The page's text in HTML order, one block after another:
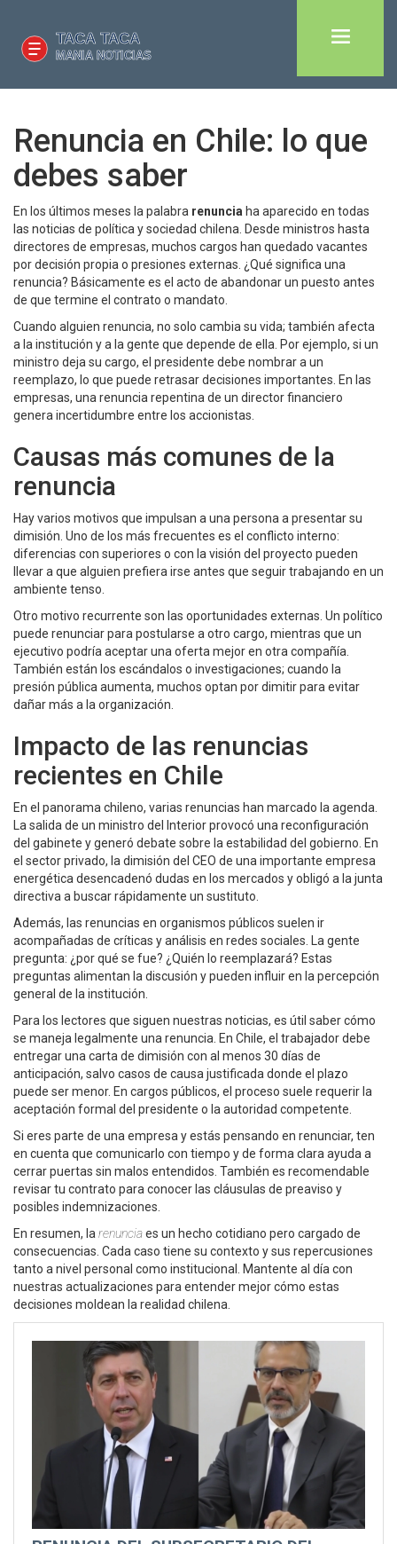
Renuncia en Chile: lo que
debes saber
En los últimos meses la palabra renuncia ha aparecido en todas
las noticias de política y sociedad chilena. Desde ministros hasta
directores de empresas, muchos cargos han quedado vacantes
por decisión propia o presiones externas. ¿Qué significa una
renuncia? Básicamente es el acto de abandonar un puesto antes
de que termine el contrato o mandato.
Cuando alguien renuncia, no solo cambia su vida; también afecta
a la institución y a la gente que depende de ella. Por ejemplo, si un
ministro deja su cargo, el presidente debe nombrar a un
reemplazo, lo que puede retrasar decisiones importantes. En las
empresas, una renuncia repentina de un director financiero
genera incertidumbre entre los accionistas.
Causas más comunes de la
renuncia
Hay varios motivos que impulsan a una persona a presentar su
dimisión. Uno de los más frecuentes es el conflicto interno:
diferencias con superiores o con la visión del proyecto pueden
llevar a que alguien prefiera irse antes que seguir trabajando en un
ambiente tenso.
Otro motivo recurrente son las oportunidades externas. Un político
puede renunciar para postularse a otro cargo, mientras que un
ejecutivo podría aceptar una oferta mejor en otra compañía.
También están los escándalos o investigaciones; cuando la
presión pública aumenta, muchos optan por dimitir para evitar
dañar más a la organización.
Impacto de las renuncias
recientes en Chile
En el panorama chileno, varias renuncias han marcado la agenda.
La salida de un ministro del Interior provocó una reconfiguración
del gabinete y generó debate sobre la estabilidad del gobierno. En
el sector privado, la dimisión del CEO de una importante empresa
energética desencadenó dudas en los mercados y obligó a la junta
directiva a buscar rápidamente un sustituto.
Además, las renuncias en organismos públicos suelen ir
acompañadas de críticas y análisis en redes sociales. La gente
pregunta: ¿por qué se fue? ¿Quién lo reemplazará? Estas
preguntas alimentan la discusión y pueden influir en la percepción
general de la institución.
Para los lectores que siguen nuestras noticias, es útil saber cómo
se maneja legalmente una renuncia. En Chile, el trabajador debe
entregar una carta de dimisión con al menos 30 días de
anticipación, salvo casos de causa justificada donde el plazo
puede ser menor. En cargos públicos, el proceso suele requerir la
aceptación formal del presidente o la autoridad competente.
Si eres parte de una empresa y estás pensando en renunciar, ten
en cuenta que comunicarlo con tiempo y de forma clara ayuda a
cerrar puertas sin malos entendidos. También es recomendable
revisar tu contrato para conocer las cláusulas de preaviso y
posibles indemnizaciones.
En resumen, la renunciaes un hecho cotidiano pero cargado de
consecuencias. Cada caso tiene su contexto y sus repercusiones
tanto a nivel personal como institucional. Mantente al día con
nuestras actualizaciones para entender mejor cómo estas
decisiones moldean la realidad chilena.